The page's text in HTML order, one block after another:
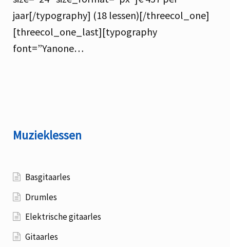
jaar[/typography] (18 lessen)[/threecol_one]
[threecol_one_last][typography
font=”Yanone…
Muzieklessen
Basgitaarles
Drumles
Elektrische gitaarles
Gitaarles